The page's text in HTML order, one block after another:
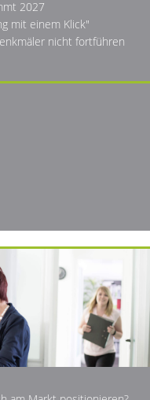
2027
mit einem Klick"
nicht fortführen